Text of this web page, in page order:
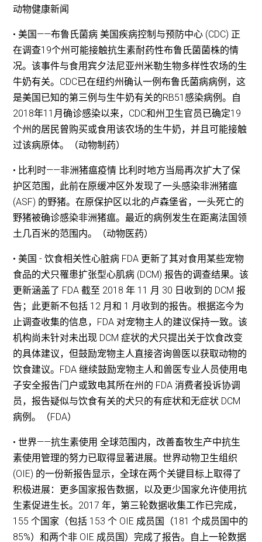
动物健康新闻
• 美国——布鲁氏菌病 美国疾病控制与预防中心 (CDC) 正
在调查19个州可能接触抗生素耐药性布鲁氏菌菌株的情
况。该事件与食用宾夕法尼亚州米勒生物多样性农场的生
牛奶有关。CDC已在纽约州确认一例布鲁氏菌病病例，这
是美国已知的第三例与生牛奶有关的RB51感染病例。自
2018年11月确诊感染以来，CDC和州卫生官员已确定19
个州的居民曾购买或食用该农场的生牛奶，并且可能接触
过该病原体。（动物制药）
• 比利时——非洲猪瘟疫情 比利时地方当局再次扩大了保
护区范围，此前在原缓冲区外发现了一头感染非洲猪瘟
(ASF) 的野猪。在原保护区以北的卢森堡省，一头死亡的
野猪被确诊感染非洲猪瘟。最近的病例发生在距离法国领
土几百米的范围内。（动物医药）
• 美国 - 饮食相关性心脏病 FDA 更新了其对食用某些宠物
食品的犬只罹患扩张型心肌病 (DCM) 报告的调查结果。该
更新涵盖了 FDA 截至 2018 年 11 月 30 日收到的 DCM 报
告；此更新不包括 12 月和 1 月收到的报告。根据迄今为
止调查收集的信息，FDA 对宠物主人的建议保持一致。该
机构尚未针对未出现 DCM 症状的犬只提出关于饮食改变
的具体建议，但鼓励宠物主人直接咨询兽医以获取动物的
饮食建议。FDA 继续鼓励宠物主人和兽医专业人员使用电
子安全报告门户或致电其所在州的 FDA 消费者投诉协调
员，报告疑似与饮食有关的犬只的有症状和无症状 DCM
病例。（FDA）
• 世界——抗生素使用 全球范围内，改善畜牧生产中抗生
素使用管理的努力已取得显著进展。世界动物卫生组织
(OIE) 的一份新报告显示，全球在两个关键目标上取得了
积极进展：更多国家报告数据，以及更少国家允许使用抗
生素促进生长。2017 年，第三轮数据收集工作已完成，
155 个国家（包括 153 个 OIE 成员国（181 个成员国中的
85%）和两个非 OIE 成员国）完成了报告。自上一轮数据